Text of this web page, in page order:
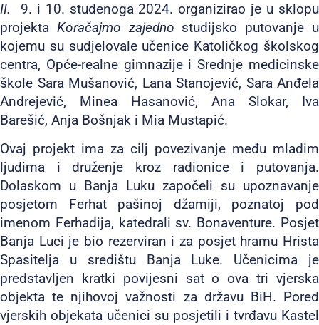
II. 9. i 10. studenoga 2024. organizirao je u sklopu
projekta Koračajmo zajedno studijsko putovanje u
kojemu su sudjelovale učenice Katoličkog školskog
centra, Opće-realne gimnazije i Srednje medicinske
škole Sara Mušanović, Lana Stanojević, Sara Anđela
Andrejević, Minea Hasanović, Ana Slokar, Iva
Barešić, Anja Bošnjak i Mia Mustapić.
Ovaj projekt ima za cilj povezivanje među mladim
ljudima i druženje kroz radionice i putovanja.
Dolaskom u Banja Luku započeli su upoznavanje
posjetom Ferhat pašinoj džamiji, poznatoj pod
imenom Ferhadija, katedrali sv. Bonaventure. Posjet
Banja Luci je bio rezerviran i za posjet hramu Hrista
Spasitelja u središtu Banja Luke. Učenicima je
predstavljen kratki povijesni sat o ova tri vjerska
objekta te njihovoj važnosti za državu BiH. Pored
vjerskih objekata učenici su posjetili i tvrđavu Kastel